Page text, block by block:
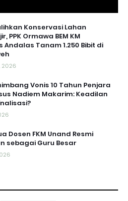
Konservasi Lahan
PPK Ormawa BEM KM
Andalas Tanam 1.250 Bibit di
2026
Vonis 10 Tahun Penjara
Nadiem Makarim: Keadilan
Dosen FKM Unand Resmi
sebagai Guru Besar